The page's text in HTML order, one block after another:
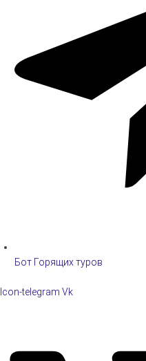
Бот Горящих туров
Icon-telegram Vk